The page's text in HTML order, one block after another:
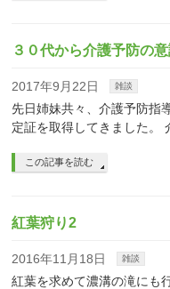
３０代から介護予防の
2017年9月22日 雑談
先日姉妹共々、介護予防指
定証を取得してきました。
この記事を読む
紅葉狩り2
2016年11月18日 雑談
紅葉を求めて濃溝の滝にも